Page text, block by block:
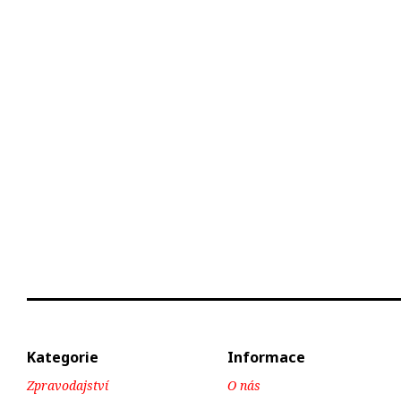
Kategorie
Zpravodajství
Informace
O nás